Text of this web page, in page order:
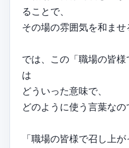
ることで、
その場の雰囲気を和ませ
では、この「職場の皆様
は
どういった意味で、
どのように使う言葉なの
「職場の皆様で召し上